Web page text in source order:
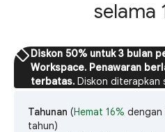
selama
sellDiskon 50% untuk 3 bulan
Workspace. Penawaran
terbatas. Diskon diterapkan
Tahunan (Hemat 16% dengan
tahun)